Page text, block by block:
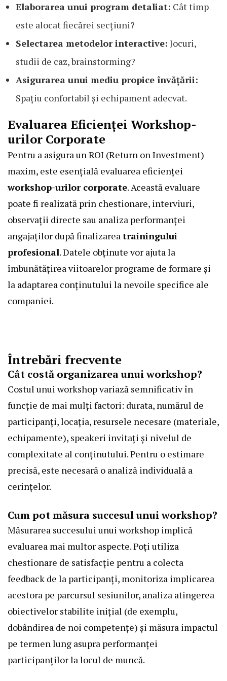
Elaborarea unui program detaliat: Cât timp
este alocat fiecărei secțiuni?
Selectarea metodelor interactive: Jocuri,
studii de caz, brainstorming?
Asigurarea unui mediu propice învățării:
Spațiu confortabil și echipament adecvat.
Evaluarea Eficienței Workshop-
urilor Corporate
Pentru a asigura un ROI (Return on Investment)
maxim, este esențială evaluarea eficienței
workshop-urilor corporate. Această evaluare
poate fi realizată prin chestionare, interviuri,
observații directe sau analiza performanței
angajaților după finalizareatrainingului
profesional. Datele obținute vor ajuta la
îmbunătățirea viitoarelor programe de formare și
la adaptarea conținutului la nevoile specifice ale
companiei.
Întrebări frecvente
Cât costă organizarea unui workshop?
Costul unui workshop variază semnificativ în
funcție de mai mulți factori: durata, numărul de
participanți, locația, resursele necesare (materiale,
echipamente), speakeri invitați și nivelul de
complexitate al conținutului. Pentru o estimare
precisă, este necesară o analiză individuală a
cerințelor.
Cum pot măsura succesul unui workshop?
Măsurarea succesului unui workshop implică
evaluarea mai multor aspecte. Poți utiliza
chestionare de satisfacție pentru a colecta
feedback de la participanți, monitoriza implicarea
acestora pe parcursul sesiunilor, analiza atingerea
obiectivelor stabilite inițial (de exemplu,
dobândirea de noi competențe) și măsura impactul
pe termen lung asupra performanței
participanților la locul de muncă.